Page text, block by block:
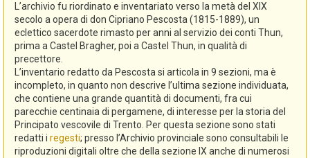
L’archivio fu riordinato e inventariato verso la metà del XIX
secolo a opera di don Cipriano Pescosta (1815-1889), un
eclettico sacerdote rimasto per anni al servizio dei conti Thun,
prima a Castel Bragher, poi a Castel Thun, in qualità di
precettore.
L’inventario redatto da Pescosta si articola in 9 sezioni, ma è
incompleto, in quanto non descrive l’ultima sezione individuata,
che contiene una grande quantità di documenti, fra cui
parecchie centinaia di pergamene, di interesse per la storia del
Principato vescovile di Trento. Per questa sezione sono stati
redatti i regesti; presso l’Archivio provinciale sono consultabili le
riproduzioni digitali oltre che della sezione IX anche di numerosi